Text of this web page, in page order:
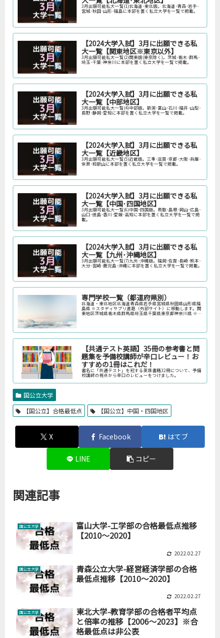
3月出願可能私大一覧(1)北海道･東北版。北海道･青森･岩手･
宮城･秋田･山形･福島に本部を置く私立大学を一覧で掲載。
【2024大学入試】3月に出願できる私
大一覧【関東地区※東京以外】
3月出願可能私大一覧(2)関東版(東京除く)。茨城･栃木･群馬･
埼玉･千葉･神奈川に本部を置く私立大学を一覧で掲載。
【2024大学入試】3月に出願できる私
大一覧【中部地区】
3月出願可能私大一覧(4)中部版。新潟･富山･石川･福井･山梨･
長野･静岡･愛知に本部を置く私立大学を一覧で掲載。
【2024大学入試】3月に出願できる私
大一覧【近畿地区】
3月出願可能私大一覧(5)近畿版。三重･滋賀･京都･大阪･兵庫･
奈良･和歌山に本部を置く私立大学を一覧で掲載。
【2024大学入試】3月に出願できる私
大一覧【中国･四国地区】
3月出願可能私大一覧(6)中国･四国版。鳥取･島根･岡山･広島･
山口･徳島･香川･愛媛･高知に本部を置く私立大学を一覧で掲
載。
【2024大学入試】3月に出願できる私
大一覧【九州･沖縄地区】
3月出願可能私大一覧(7)九州･沖縄版。福岡･佐賀･長崎･熊本･
大分･宮崎･鹿児島･沖縄に本部を置く私立大学を一覧で掲載。
専門学校一覧（都道府県別）
北海道・東北地区北海道青森県岩手県宮城県秋田県山形県福
島県 ※スタディサプリ進路（外部サイト）に移動します。関
東地区茨城県栃木県群馬県埼玉県千葉県東京都神奈川県 ※ス
【共通テスト英語】35冊の参考書と問
題集を予備校講師が辛口レビュー！お
すすめの1冊はこれだ！
書名に「共通テスト」を冠する英語書籍32冊について、予備
校講師の視点から辛口のレビューをつけました。
国公立大学
【国公立】合格最低点
【国公立】中国・四国地区
X Facebook はてブ
LINE コピー
関連記事
国公立大学
富山大学-工学部の合格最低点推移
【2010～2020】
2022.02.27
国公立大学
青森公立大学-経営経済学部の合格
最低点推移【2010～2020】
2022.02.27
国公立大学
東北大学-教育学部の合格者平均点
と倍率の推移【2006～2023】※合
格最低点は非公表